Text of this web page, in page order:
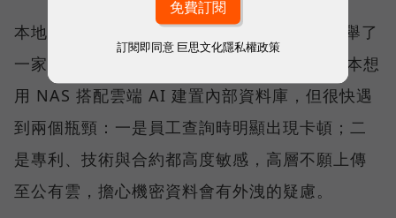
本地 AI 實際落地部署會是什麼模樣？劉文義舉了
一家約 50 多人的能源公司為例。這家公司原本想
用 NAS 搭配雲端 AI 建置內部資料庫，但很快遇
到兩個瓶頸：一是員工查詢時明顯出現卡頓；二
是專利、技術與合約都高度敏感，高層不願上傳
至公有雲，擔心機密資料會有外洩的疑慮。
訂閱即同意 巨思文化隱私權政策